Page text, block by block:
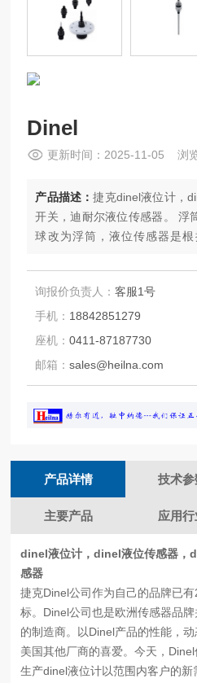
Dinel
更新时间：2025-11-05 浏
产品描述：捷克dinel液位计，
开关，迪耐尔液位传感器。 浮
球改为浮筒，液位传感器是根
量液体的液位、界位或密度的
按键来进行常规的设定操作。
询报价负责人：客服1号
手机： 18842851279
座机：0411-87187730
邮箱：sales@heilna.com
产品详情 技术参
主要产品 应用行
dinel液位计，dinel液位传感器，
感器
捷克Dinel公司作为自己的品牌已
标。Dinel公司也是欧洲传感器品
的制造商。以Dinel产品的性能，动
美国其他厂商的喜爱。今天，
生产dinel液位计以范围内客户的新